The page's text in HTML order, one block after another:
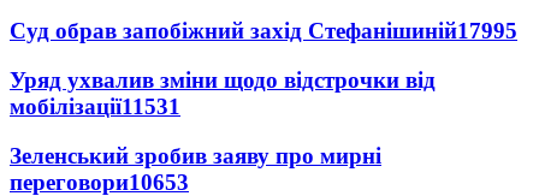
Суд обрав запобіжний захід Стефанішиній17995
Уряд ухвалив зміни щодо відстрочки від
мобілізації11531
Зеленський зробив заяву про мирні
переговори10653